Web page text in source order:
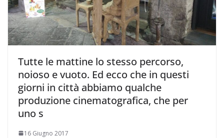
Tutte le mattine lo stesso percorso,
noioso e vuoto. Ed ecco che in questi
giorni in città abbiamo qualche
produzione cinematografica, che per
uno s
16 Giugno 2017